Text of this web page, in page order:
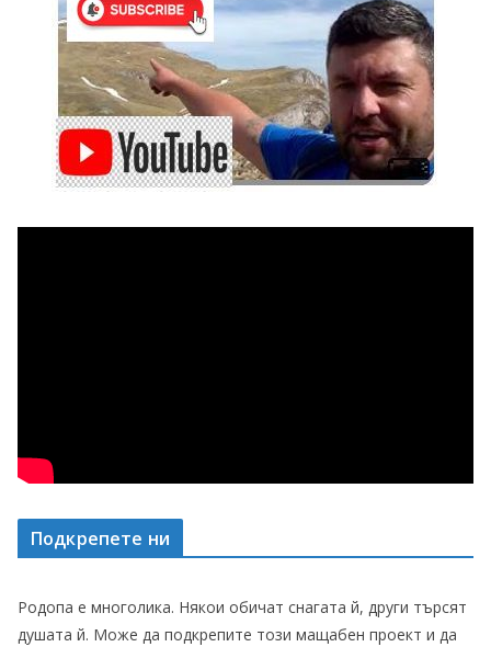
Подкрепете ни
Родопа е многолика. Някои обичат снагата й, други търсят
душата й. Може да подкрепите този мащабен проект и да